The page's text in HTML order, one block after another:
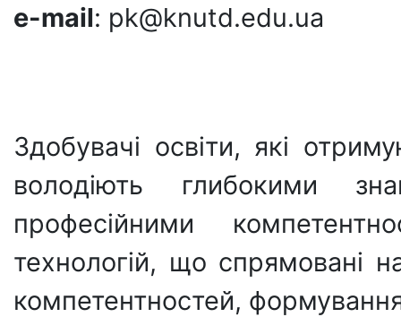
e-mail: pk@knutd.edu.ua
Здобувачі освіти, які
володіють глибокими
професійними
технологій, що спрямовані
компетентностей,